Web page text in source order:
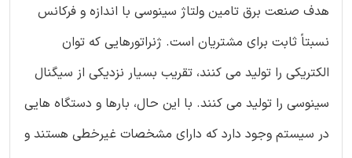
هدف صنعت برق تامین ولتاژ سینوسی با اندازه و فرکانس
نسبتاً ثابت برای مشتریان است. ژنراتورهایی که توان
الکتریکی را تولید می کنند، تقریب بسیار نزدیکی از سیگنال
سینوسی را تولید می کنند. با این حال، بارها و دستگاه هایی
در سیستم وجود دارد که دارای مشخصات غیرخطی هستند و